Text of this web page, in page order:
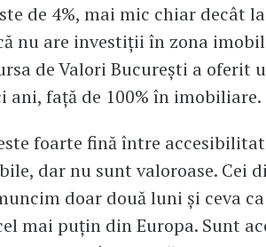
de 4%, mai mic chiar decât
nu are investiții în zona
de Valori București a oferit
față de 100% în imobiliare.
foarte fină între
dar nu sunt valoroase. Cei
doar două luni și ceva
mai puțin din Europa. Sunt